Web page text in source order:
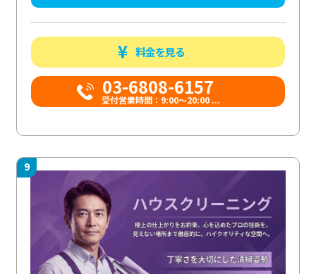
料金を見る
03-6808-6157
受付営業時間：9:00〜20:00 ...
9